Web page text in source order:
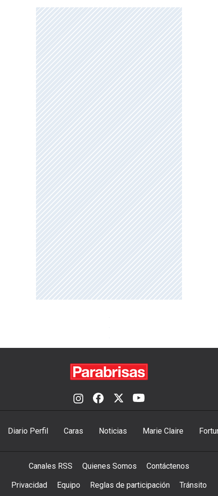
Diario Perfil Caras Noticias Marie Claire
Canales RSS Quienes Somos Contáctenos
Privacidad Equipo Reglas de participación Tránsito